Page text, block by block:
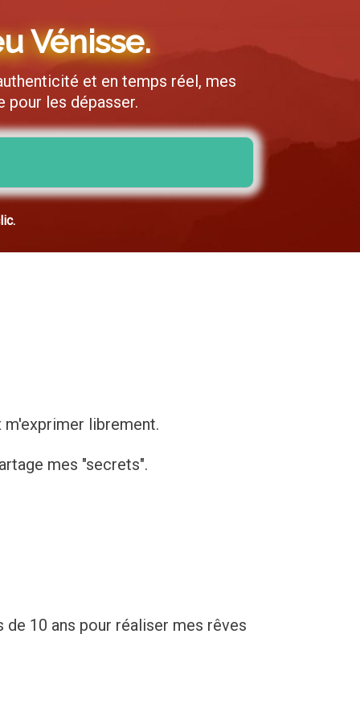
Vénisse.
et en temps réel, mes
pour les dépasser.
m'exprimer librement.
mes "secrets".
10 ans pour réaliser mes rêves